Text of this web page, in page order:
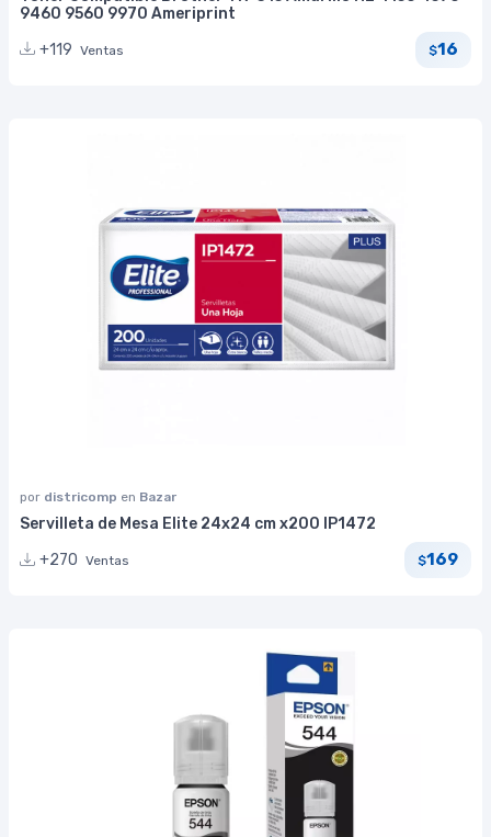
9460 9560 9970 Ameriprint
+119 Ventas $16
por districomp en Bazar
Servilleta de Mesa Elite 24x24 cm x200 IP1472
+270 Ventas $169